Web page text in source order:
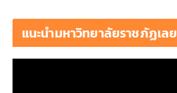
แนะนำมหาวิทยาลัยราชภัฏเลย